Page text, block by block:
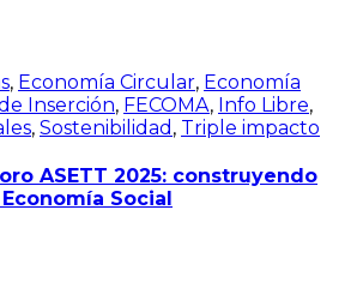
, Economía Circular, Economía
Inserción, FECOMA, Info Libre,
, Sostenibilidad , Triple impacto
ASETT 2025: construyendo
Social